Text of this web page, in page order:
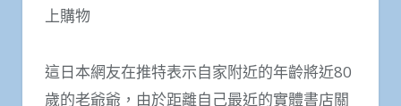
上購物
這日本網友在推特表示自家附近的年齡將近80
歲的老爺爺，由於距離自己最近的實體書店關